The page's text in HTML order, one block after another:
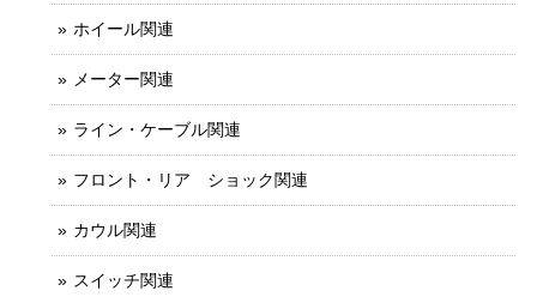
ホイール関連
メーター関連
ライン・ケーブル関連
フロント・リア ショック関連
カウル関連
スイッチ関連